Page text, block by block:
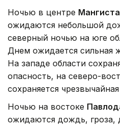
Ночью в центре
ожидаются небольшой
северный ночью на юге
Днем ожидается сильная
На западе области
опасность, на северо-
сохраняется
Ночью на востоке
ожидаются дождь, гроза,